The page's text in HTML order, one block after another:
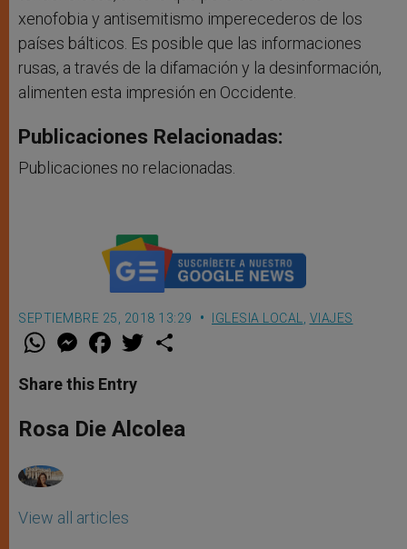
xenofobia y antisemitismo imperecederos de los
países bálticos. Es posible que las informaciones
rusas, a través de la difamación y la desinformación,
alimenten esta impresión en Occidente.
Publicaciones Relacionadas:
Publicaciones no relacionadas.
SEPTIEMBRE 25, 2018 13:29 IGLESIA LOCAL VIAJES
W
t
s
p
p
M
e
s
e
g
e
F
a
e
b
o
k
w
r
Share this Entry
Rosa Die Alcolea
View all articles